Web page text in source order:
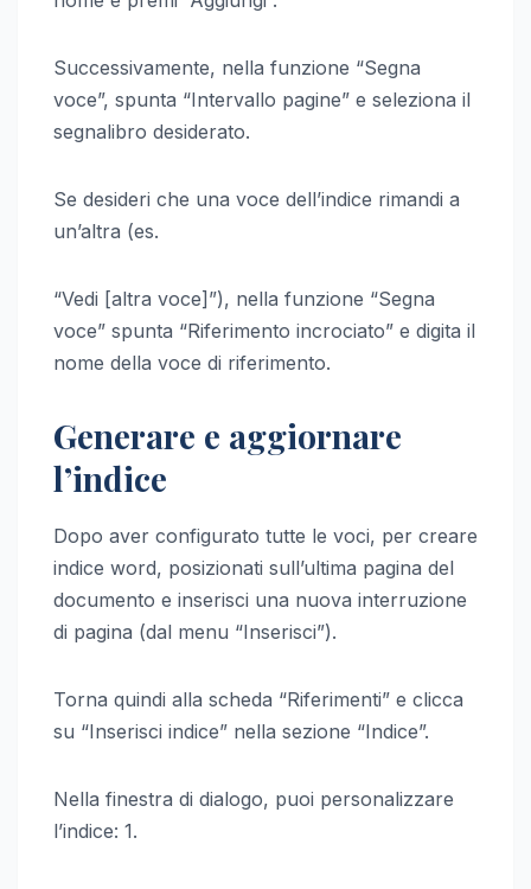
Successivamente, nella funzione “Segna
voce”, spunta “Intervallo pagine” e seleziona il
segnalibro desiderato.
Se desideri che una voce dell’indice rimandi a
un’altra (es.
“Vedi [altra voce]”), nella funzione “Segna
voce” spunta “Riferimento incrociato” e digita il
nome della voce di riferimento.
Generare e aggiornare
l’indice
Dopo aver configurato tutte le voci, per creare
indice word, posizionati sull’ultima pagina del
documento e inserisci una nuova interruzione
di pagina (dal menu “Inserisci”).
Torna quindi alla scheda “Riferimenti” e clicca
su “Inserisci indice” nella sezione “Indice”.
Nella finestra di dialogo, puoi personalizzare
l’indice: 1.